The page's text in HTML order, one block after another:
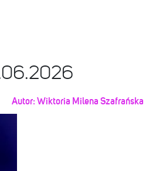
Autor: Wiktoria Milena Szafrańska